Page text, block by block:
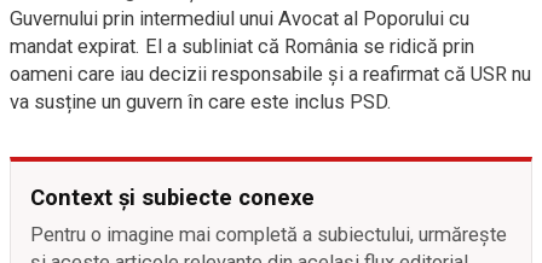
Guvernului prin intermediul unui Avocat al Poporului cu
mandat expirat. El a subliniat că România se ridică prin
oameni care iau decizii responsabile și a reafirmat că USR nu
va susține un guvern în care este inclus PSD.
Context și subiecte conexe
Pentru o imagine mai completă a subiectului, urmărește